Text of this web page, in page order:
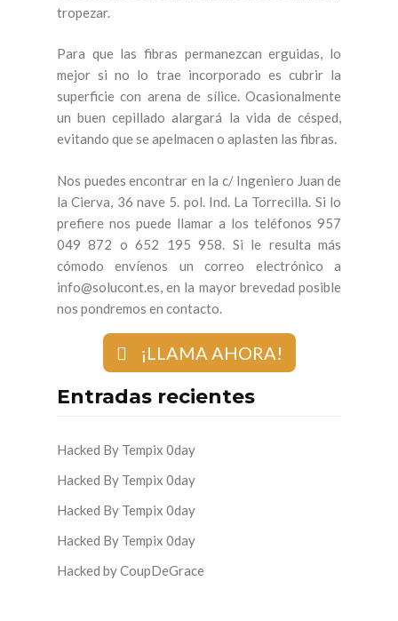
tropezar.
Para que las fibras permanezcan erguidas, lo
mejor si no lo trae incorporado es cubrir la
superficie con arena de sílice. Ocasionalmente
un buen cepillado alargará la vida de césped,
evitando que se apelmacen o aplasten las fibras.
Nos puedes encontrar en la c/ Ingeniero Juan de
la Cierva, 36 nave 5. pol. Ind. La Torrecilla. Si lo
prefiere nos puede llamar a los teléfonos 957
049 872 o 652 195 958. Si le resulta más
cómodo envíenos un correo electrónico a
info@solucont.es, en la mayor brevedad posible
nos pondremos en contacto.
¡LLAMA AHORA!
Entradas recientes
Hacked By Tempix 0day
Hacked By Tempix 0day
Hacked By Tempix 0day
Hacked By Tempix 0day
Hacked by CoupDeGrace